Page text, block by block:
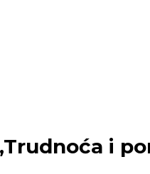
i